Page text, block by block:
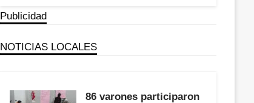
Publicidad
NOTICIAS LOCALES
86 varones participaron